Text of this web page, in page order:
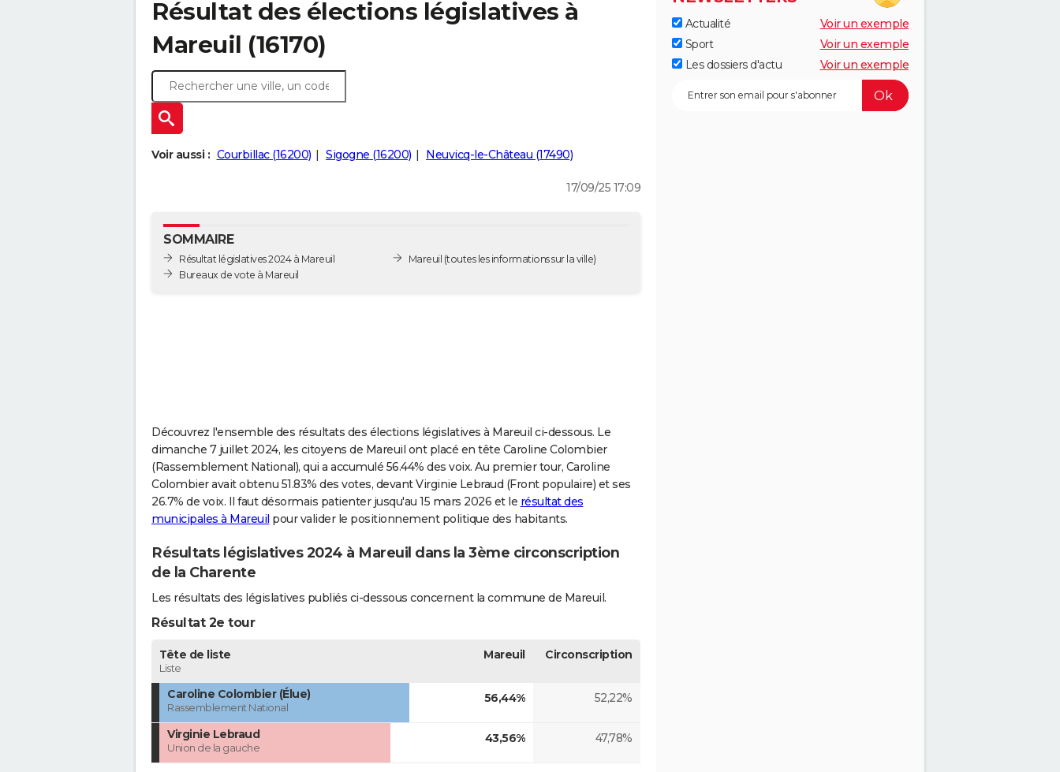
Résultat des élections législatives à
Mareuil (16170)
Voir aussi : Courbillac (16200) Sigogne (16200) Neuvicq-le-Château (17490)
17/09/25 17:09
SOMMAIRE
Résultat législatives 2024 à Mareuil
Bureaux de vote à Mareuil
Mareuil (toutes les informations sur la ville)
Découvrez l'ensemble des résultats des élections législatives à Mareuil ci-dessous. Le
dimanche 7 juillet 2024, les citoyens de Mareuil ont placé en tête Caroline Colombier
(Rassemblement National), qui a accumulé 56.44% des voix. Au premier tour, Caroline
Colombier avait obtenu 51.83% des votes, devant Virginie Lebraud (Front populaire) et ses
26.7% de voix. Il faut désormais patienter jusqu'au 15 mars 2026 et le résultat des
municipales à Mareuil pour valider le positionnement politique des habitants.
Résultats législatives 2024 à Mareuil dans la 3ème circonscription
de la Charente
Les résultats des législatives publiés ci-dessous concernent la commune de Mareuil.
Résultat 2e tour
Tête de liste
Liste
Mareuil Circonscription
Caroline Colombier (Élue)
Rassemblement National
56,44% 52,22%
Virginie Lebraud
Union de la gauche
43,56% 47,78%
Actualité
Voir un exemple
Sport
Voir un exemple
Les dossiers d'actu
Voir un exemple